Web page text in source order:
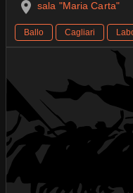
sala "Maria Carta"
Ballo Cagliari